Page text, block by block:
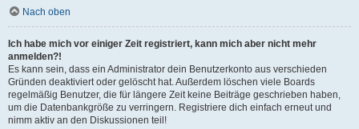
Nach oben
Ich habe mich vor einiger Zeit registriert, kann mich aber nicht mehr
anmelden?!
Es kann sein, dass ein Administrator dein Benutzerkonto aus verschieden
Gründen deaktiviert oder gelöscht hat. Außerdem löschen viele Boards
regelmäßig Benutzer, die für längere Zeit keine Beiträge geschrieben haben,
um die Datenbankgröße zu verringern. Registriere dich einfach erneut und
nimm aktiv an den Diskussionen teil!